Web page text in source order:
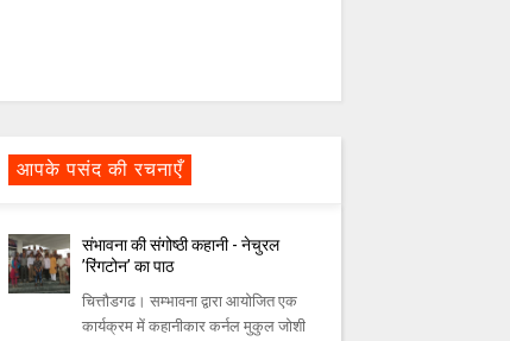
आपके पसंद की रचनाएँ
संभावना की संगोष्ठी कहानी - नेचुरल
’रिंगटोन’ का पाठ
चित्तौडगढ। सम्भावना द्वारा आयोजित एक
कार्यक्रम में कहानीकार कर्नल मुकुल जोशी